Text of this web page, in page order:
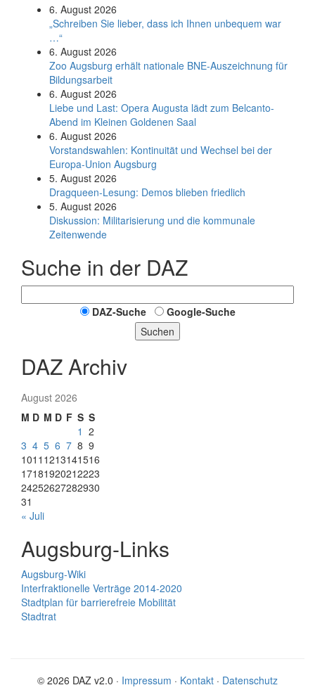
6. August 2026
„Schreiben Sie lieber, dass ich Ihnen unbequem war
…“
6. August 2026
Zoo Augsburg erhält nationale BNE-Auszeichnung für
Bildungsarbeit
6. August 2026
Liebe und Last: Opera Augusta lädt zum Belcanto-
Abend im Kleinen Goldenen Saal
6. August 2026
Vorstandswahlen: Kontinuität und Wechsel bei der
Europa-Union Augsburg
5. August 2026
Dragqueen-Lesung: Demos blieben friedlich
5. August 2026
Diskussion: Mi­li­ta­ri­sie­rung und die kommunale
Zeitenwende
Suche in der DAZ
DAZ-Suche
Google-Suche
Suchen
DAZ Archiv
August 2026
M D M D F S S
1 2
3 4 5 6 7 8 9
1011 1213141516
17181920212223
24252627282930
31
« Juli
Augsburg-Links
Augsburg-Wiki
Interfraktionelle Verträge 2014-2020
Stadtplan für barrierefreie Mobilität
Stadtrat
© 2026 DAZ v2.0 · Impressum · Kontakt · Datenschutz